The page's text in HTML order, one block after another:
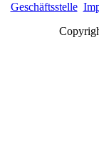
Geschäftsstelle